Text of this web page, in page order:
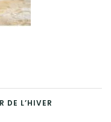
DE L’HIVER